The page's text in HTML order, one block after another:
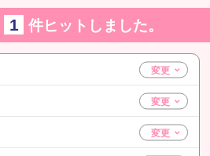
1 件ヒットしました。